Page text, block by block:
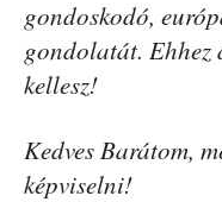
gondoskodó,
gondolatát. Ehhez
kellesz!
Kedves Barátom,
képviselni!